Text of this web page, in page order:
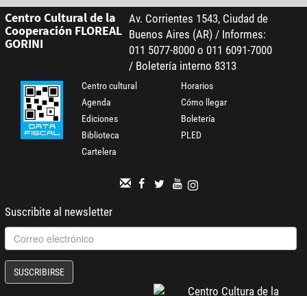
Centro Cultural de la
Cooperación FLOREAL
GORINI
Av. Corrientes 1543, Ciudad de
Buenos Aires (AR) / Informes:
011 5077-8000 o 011 6091-7000
/ Boletería interno 8313
Centro cultural
Agenda
Ediciones
Biblioteca
Cartelera
Horarios
Cómo llegar
Boletería
PLED
Suscribite al newsletter
SUSCRIBIRSE